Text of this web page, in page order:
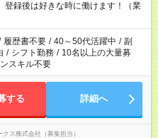
登録後は好きな時に働けます！（業
履歴書不要 / 40～50代活躍中 / 副
/ シフト勤務 / 10名以上の大量募
スキル不要
する 詳細へ
ス株式会社（募集担当）